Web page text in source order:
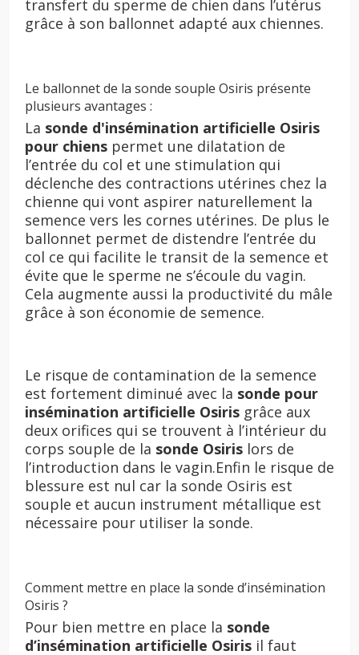
transfert du sperme de chien dans l’utérus
grâce à son ballonnet adapté aux chiennes.
Le ballonnet de la sonde souple Osiris présente
plusieurs avantages :
La sonde d'insémination artificielle Osiris
pour chiens permet une dilatation de
l’entrée du col et une stimulation qui
déclenche des contractions utérines chez la
chienne qui vont aspirer naturellement la
semence vers les cornes utérines. De plus le
ballonnet permet de distendre l’entrée du
col ce qui facilite le transit de la semence et
évite que le sperme ne s’écoule du vagin.
Cela augmente aussi la productivité du mâle
grâce à son économie de semence.
Le risque de contamination de la semence
est fortement diminué avec la sonde pour
insémination artificielle Osiris grâce aux
deux orifices qui se trouvent à l’intérieur du
corps souple de la sonde Osiris lors de
l’introduction dans le vagin.Enfin le risque de
blessure est nul car la sonde Osiris est
souple et aucun instrument métallique est
nécessaire pour utiliser la sonde.
Comment mettre en place la sonde d’insémination
Osiris ?
Pour bien mettre en place la sonde
d’insémination artificielle Osiris il faut